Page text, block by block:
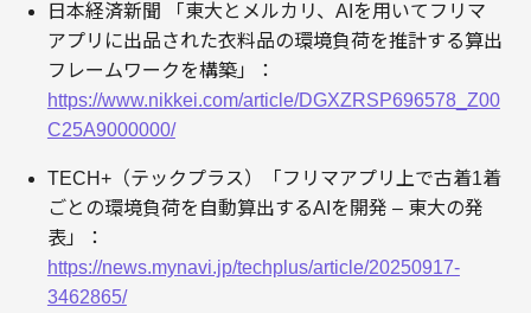
日本経済新聞 「東大とメルカリ、AIを用いてフリマ
アプリに出品された衣料品の環境負荷を推計する算出
フレームワークを構築」：
https://www.nikkei.com/article/DGXZRSP696578_Z00
C25A9000000/
TECH+（テックプラス）「フリマアプリ上で古着1着
ごとの環境負荷を自動算出するAIを開発 – 東大の発
表」：
https://news.mynavi.jp/techplus/article/20250917-
3462865/